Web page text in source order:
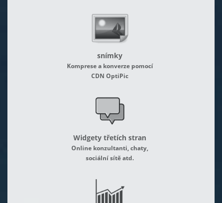
snímky
Komprese a konverze pomocí
CDN OptiPic
Widgety třetích stran
Online konzultanti, chaty,
sociální sítě atd.